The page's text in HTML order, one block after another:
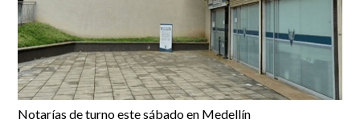
Notarías de turno este sábado en Medellín